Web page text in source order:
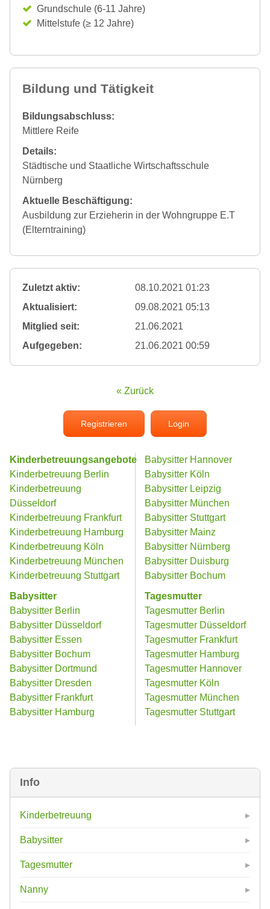
Info
Kinderbetreuung
Babysitter
Tagesmutter
Nanny
Grundschule (6-11 Jahre)
Mittelstufe (≥ 12 Jahre)
Bildung und Tätigkeit
Bildungsabschluss:
Mittlere Reife
Details:
Städtische und Staatliche Wirtschaftsschule
Nürnberg
Aktuelle Beschäftigung:
Ausbildung zur Erzieherin in der Wohngruppe E.T
(Elterntraining)
Zuletzt aktiv:
08.10.2021 01:23
Aktualisiert:
09.08.2021 05:13
Mitglied seit:
21.06.2021
Aufgegeben:
21.06.2021 00:59
« Zurück
Registrieren Login
Kinderbetreuungsangebote
Kinderbetreuung Berlin
Kinderbetreuung
Düsseldorf
Kinderbetreuung Frankfurt
Kinderbetreuung Hamburg
Kinderbetreuung Köln
Kinderbetreuung München
Kinderbetreuung Stuttgart
Babysitter
Babysitter Berlin
Babysitter Düsseldorf
Babysitter Essen
Babysitter Bochum
Babysitter Dortmund
Babysitter Dresden
Babysitter Frankfurt
Babysitter Hamburg
Babysitter Hannover
Babysitter Köln
Babysitter Leipzig
Babysitter München
Babysitter Stuttgart
Babysitter Mainz
Babysitter Nürnberg
Babysitter Duisburg
Babysitter Bochum
Tagesmutter
Tagesmutter Berlin
Tagesmutter Düsseldorf
Tagesmutter Frankfurt
Tagesmutter Hamburg
Tagesmutter Hannover
Tagesmutter Köln
Tagesmutter München
Tagesmutter Stuttgart